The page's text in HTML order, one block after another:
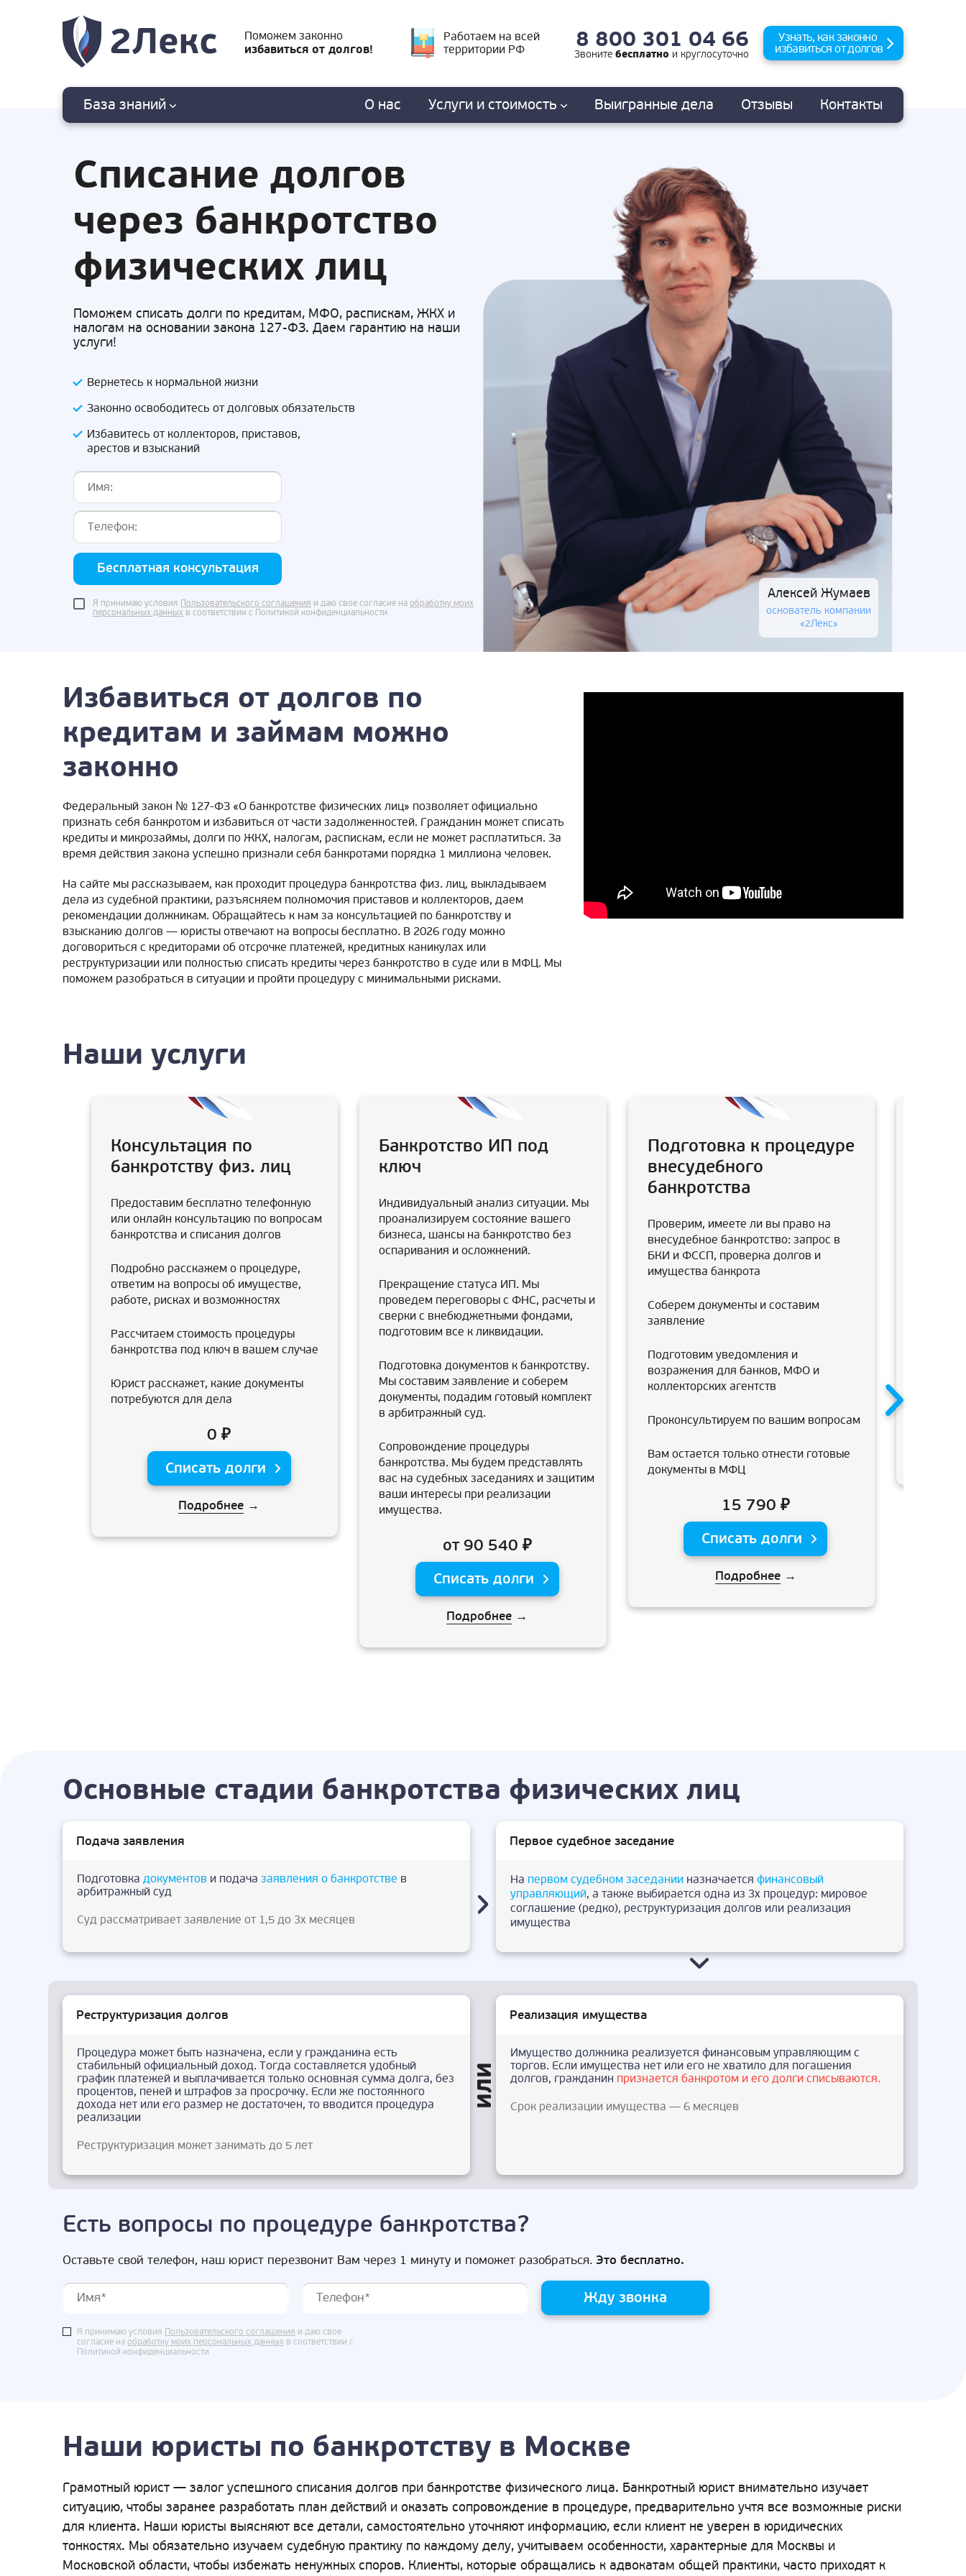
Поможем законно
избавиться от долгов!
Работаем на всей
территории РФ
8 800 301 04 66
Звонитебесплатно икруглосуточно
Узнать, как законно
избавиться от долгов
База знаний О нас Услуги и стоимость Выигранные дела Отзывы Контакты
Списание долгов
через банкротство
физических лиц
Поможем списать долги по кредитам, МФО, распискам, ЖКХ и
налогам на основании закона 127-ФЗ. Даем гарантию на наши
услуги!
Вернетесь к нормальной жизни
Законно освободитесь от долговых обязательств
Избавитесь от коллекторов, приставов,
арестов и взысканий
Бесплатная консультация
Я принимаю условия Пользовательского соглашения и даю свое согласие на обработку моих
персональных данных в соответствии с Политикой конфиденциальности
Алексей Жумаев
основатель компании
«2Лекс»
Избавиться от долгов по
кредитам и займам можно
законно
Федеральный закон № 127-ФЗ «О банкротстве физических лиц» позволяет официально
признать себя банкротом и избавиться от части задолженностей. Гражданин может списать
кредиты и микрозаймы, долги по ЖКХ, налогам, распискам, если не может расплатиться. За
время действия закона успешно признали себя банкротами порядка 1 миллиона человек.
На сайте мы рассказываем, как проходит процедура банкротства физ. лиц, выкладываем
дела из судебной практики, разъясняем полномочия приставов и коллекторов, даем
рекомендации должникам. Обращайтесь к нам за консультацией по банкротству и
взысканию долгов — юристы отвечают на вопросы бесплатно. В 2026 году можно
договориться с кредиторами об отсрочке платежей, кредитных каникулах или
реструктуризации или полностью списать кредиты через банкротство в суде или в МФЦ. Мы
поможем разобраться в ситуации и пройти процедуру с минимальными рисками.
Наши услуги
Консультация по
банкротству физ. лиц
Предоставим бесплатно телефонную
или онлайн консультацию по вопросам
банкротства и списания долгов
Подробно расскажем о процедуре,
ответим на вопросы об имуществе,
работе, рисках и возможностях
Рассчитаем стоимость процедуры
банкротства под ключ в вашем случае
Юрист расскажет, какие документы
потребуются для дела
0 ₽
Списать долги
Подробнее →
Банкротство ИП под
ключ
Индивидуальный анализ ситуации. Мы
проанализируем состояние вашего
бизнеса, шансы на банкротство без
оспаривания и осложнений.
Прекращение статуса ИП. Мы
проведем переговоры с ФНС, расчеты и
сверки с внебюджетными фондами,
подготовим все к ликвидации.
Подготовка документов к банкротству.
Мы составим заявление и соберем
документы, подадим готовый комплект
в арбитражный суд.
Сопровождение процедуры
банкротства. Мы будем представлять
вас на судебных заседаниях и защитим
ваши интересы при реализации
имущества.
от 90 540 ₽
Списать долги
Подробнее →
Подготовка к процедуре
внесудебного
банкротства
Проверим, имеете ли вы право на
внесудебное банкротство: запрос в
БКИ и ФССП, проверка долгов и
имущества банкрота
Соберем документы и составим
заявление
Подготовим уведомления и
возражения для банков, МФО и
коллекторских агентств
Проконсультируем по вашим вопросам
Вам остается только отнести готовые
документы в МФЦ
15 790 ₽
Списать долги
Подробнее→
Основные стадии банкротства физических лиц
Подача заявления
Подготовка документов и подача заявления о банкротстве в
арбитражный суд
Суд рассматривает заявление от 1,5 до 3х месяцев
Первое судебное заседание
На первом судебном заседанииназначается финансовый
управляющий, а также выбирается одна из 3х процедур: мировое
соглашение (редко), реструктуризация долгов или реализация
имущества
Реструктуризация долгов
Процедура может быть назначена, если у гражданина есть
стабильный официальный доход. Тогда составляется удобный
график платежей и выплачивается только основная сумма долга, без
процентов, пеней и штрафов за просрочку. Если же постоянного
дохода нет или его размер не достаточен, то вводится процедура
реализации
Реструктуризация может занимать до 5 лет
Реализация имущества
Имущество должника реализуется финансовым управляющим с
торгов. Если имущества нет или его не хватило для погашения
долгов, гражданин признается банкротом и его долги списываются.
Срок реализации имущества — 6 месяцев
Есть вопросы по процедуре банкротства?
Оставьте свой телефон, наш юрист перезвонит Вам через 1 минуту и поможет разобраться. Это бесплатно.
Жду звонка
Я принимаю условия Пользовательского соглашения и даю свое
согласие на обработку моих персональных данных в соответствии с
Политикой конфиденциальности
Наши юристы по банкротству в Москве
Грамотный юрист — залог успешного списания долгов при банкротстве физического лица. Банкротный юрист внимательно изучает
ситуацию, чтобы заранее разработать план действий и оказать сопровождение в процедуре, предварительно учтя все возможные риски
для клиента. Наши юристы выясняют все детали, самостоятельно уточняют информацию, если клиент не уверен в юридических
тонкостях. Мы обязательно изучаем судебную практику по каждому делу, учитываем особенности, характерные для Москвы и
Московской области, чтобы избежать ненужных споров. Клиенты, которые обращались к адвокатам общей практики, часто приходят к